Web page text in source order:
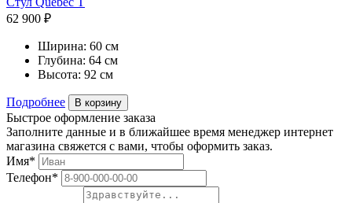
62 900 ₽
Ширина: 60 см
Глубина: 64 см
Высота: 92 см
Подробнее В корзину
Быстрое оформление заказа
Заполните данные и в ближайшее время менеджер интернет
магазина свяжется с вами, чтобы оформить заказ.
Имя*
Телефон*